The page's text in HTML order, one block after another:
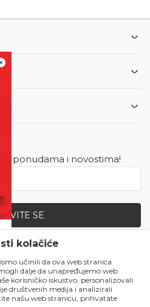
ponudama i novostima!
SE
kolačiće
učinili da ova web stranica
dalje da unapređujemo web
korisničko iskustvo, personalizovali
društvenih medija i analizirali
našu web stranicu, prihvatate